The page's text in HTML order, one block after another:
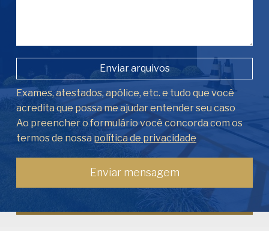
Enviar arquivos
Exames, atestados, apólice, etc. e tudo que você
acredita que possa me ajudar entender seu caso
Ao preencher o formulário você concorda com os
termos de nossa política de privacidade